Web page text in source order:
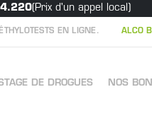
(Prix d'un appel local)
EN LIGNE. ALCO
DE DROGUES NOS